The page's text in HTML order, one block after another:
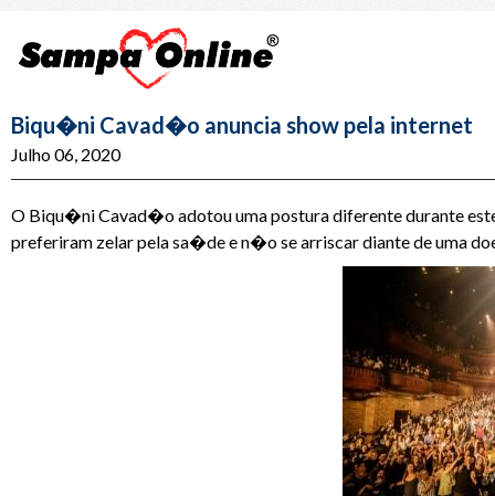
Biqu�ni Cavad�o anuncia show pela internet
Julho 06, 2020
O Biqu�ni Cavad�o adotou uma postura diferente durante
preferiram zelar pela sa�de e n�o se arriscar diante de uma